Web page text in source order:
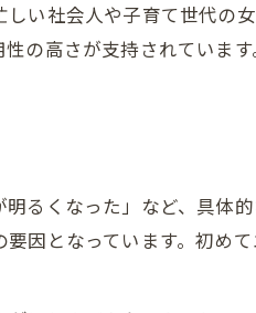
方へ光糸リフト施術の安心感
リフトでリラックス体験
い社会人や子育て世代の
の高さが支持されていま
るくなった」など、具体
因となっています。初め